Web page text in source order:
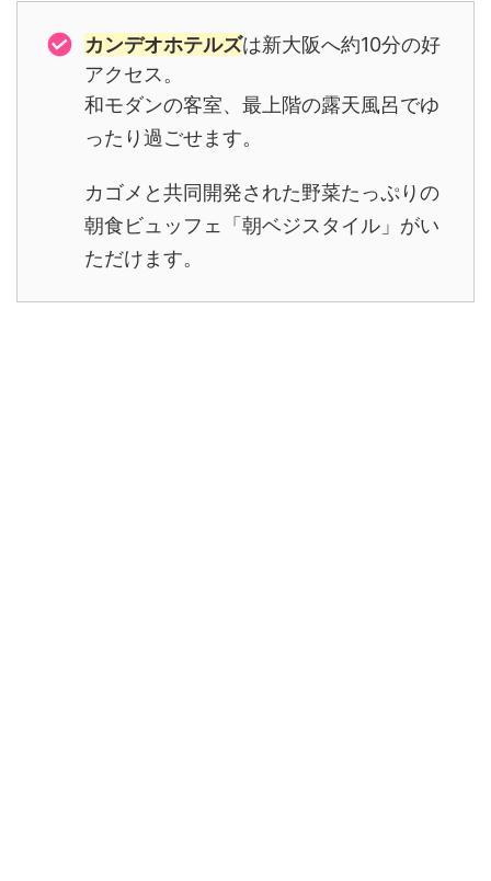
カンデオホテルズは新大阪へ約10分の好
アクセス。
和モダンの客室、最上階の露天風呂でゆ
ったり過ごせます。
カゴメと共同開発された野菜たっぷりの
朝食ビュッフェ「朝ベジスタイル」がい
ただけます。